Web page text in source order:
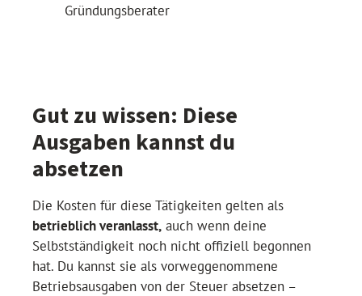
Gründungsberater
Gut zu wissen: Diese
Ausgaben kannst du
absetzen
Die Kosten für diese Tätigkeiten gelten als
betrieblich veranlasst, auch wenn deine
Selbstständigkeit noch nicht offiziell begonnen
hat. Du kannst sie als vorweggenommene
Betriebsausgaben von der Steuer absetzen –